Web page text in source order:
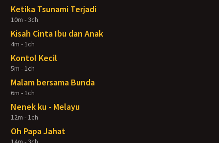
Ketika Tsunami Terjadi
10m - 3ch
Kisah Cinta Ibu dan Anak
4m - 1ch
Kontol Kecil
5m - 1ch
Malam bersama Bunda
6m - 1ch
Nenek ku - Melayu
12m - 1ch
Oh Papa Jahat